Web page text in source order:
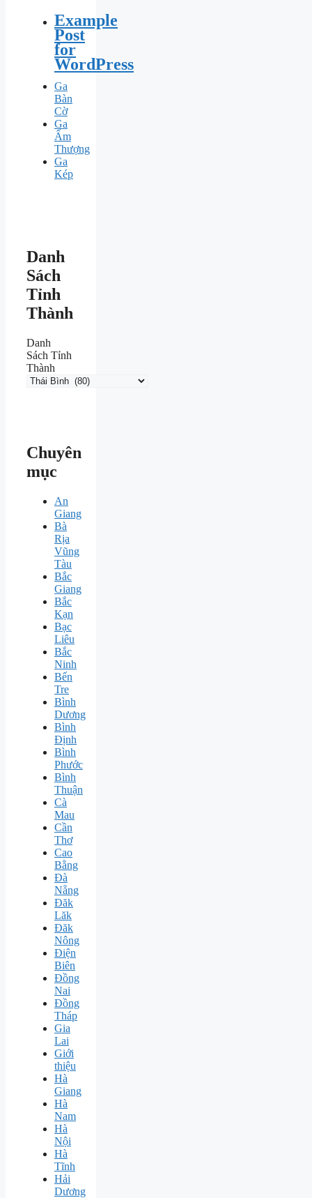
Example
Post
for
WordPress
Ga
Bàn
Cờ
Ga
Ấm
Thượng
Ga
Kép
Danh
Sách
Tỉnh
Thành
Danh
Sách Tỉnh
Thành
Chuyên
mục
An
Giang
Bà
Rịa
Vũng
Tàu
Bắc
Giang
Bắc
Kạn
Bạc
Liêu
Bắc
Ninh
Bến
Tre
Bình
Dương
Bình
Định
Bình
Phước
Bình
Thuận
Cà
Mau
Cần
Thơ
Cao
Bằng
Đà
Nẵng
Đăk
Lăk
Đăk
Nông
Điện
Biên
Đồng
Nai
Đồng
Tháp
Gia
Lai
Giới
thiệu
Hà
Giang
Hà
Nam
Hà
Nội
Hà
Tĩnh
Hải
Dương